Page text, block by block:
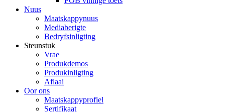
Nuus
Maatskappynuus
Mediaberigte
Bedryfsinligting
Steunstuk
Vrae
Produkdemos
Produkinligting
Aflaai
Oor ons
Maatskappyprofiel
Sertifikaat